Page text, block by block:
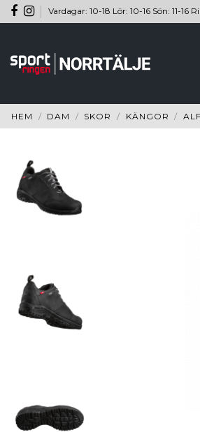
Vardagar: 10-18 Lör: 10-16 Sön: 11-16
HEM DAM SKOR KÄNGOR